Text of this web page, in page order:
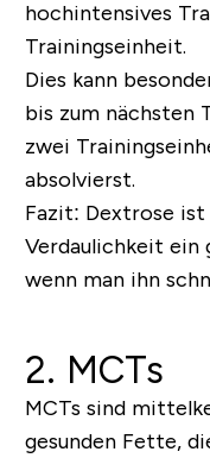
hochintensives
Trainingseinheit.
Dies kann
bis zum nächsten
zwei
absolvierst.
Fazit: Dextrose
Verdaulichkeit
wenn man ihn
2. MCTs
MCTs sind
gesunden Fette,